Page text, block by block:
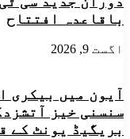
امداد
کی
زائد
خاندانوں
نقصان
باقاعدہ افتتاح
اگست 9, 2026
سنسنی خیز
بریگیڈ یونٹ کے